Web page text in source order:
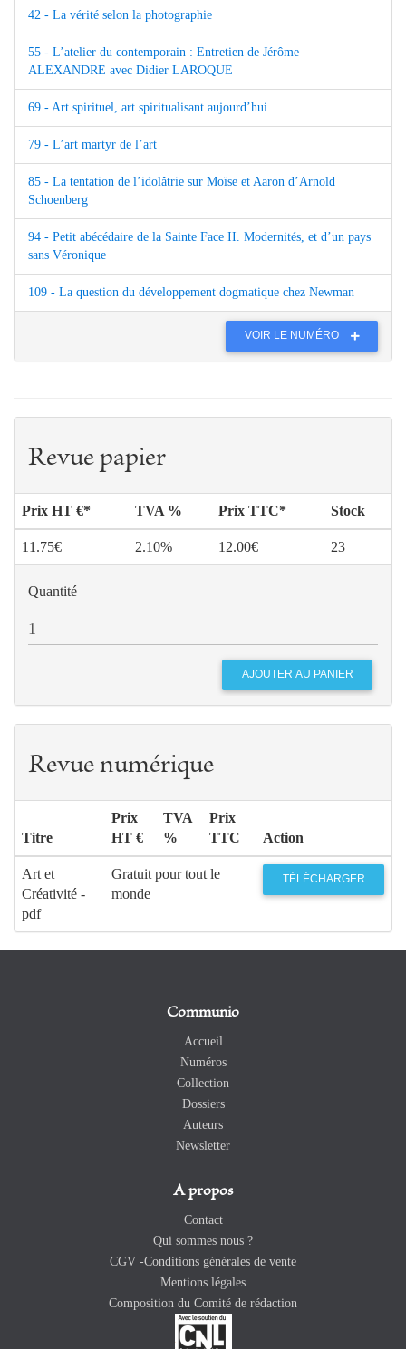
42 - La vérité selon la photographie
55 - L’atelier du contemporain : Entretien de Jérôme
ALEXANDRE avec Didier LAROQUE
69 - Art spirituel, art spiritualisant aujourd’hui
79 - L’art martyr de l’art
85 - La tentation de l’idolâtrie sur Moïse et Aaron d’Arnold
Schoenberg
94 - Petit abécédaire de la Sainte Face II. Modernités, et d’un pays
sans Véronique
109 - La question du développement dogmatique chez Newman
VOIR LE NUMÉRO
Revue papier
Prix HT €* TVA % Prix TTC* Stock
11.75€ 2.10% 12.00€ 23
Quantité
Revue numérique
Titre
Prix
HT €
TVA
%
Prix
TTC
Action
Art et
Créativité -
pdf
Gratuit pour tout le
monde
TÉLÉCHARGER
Communio
Accueil
Numéros
Collection
Dossiers
Auteurs
Newsletter
A propos
Contact
Qui sommes nous ?
CGV -Conditions générales de vente
Mentions légales
Composition du Comité de rédaction